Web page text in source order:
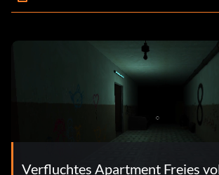
Verfluchtes Apartment Freies